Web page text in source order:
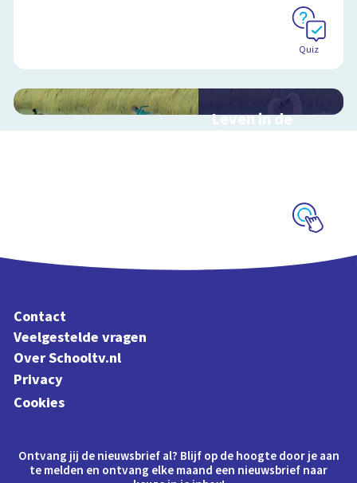
Schoolplaat
Quiz
Leven in de
sloot
Contact
Veelgestelde vragen
Over Schooltv.nl
Privacy
Cookies
Ontvang jij de nieuwsbrief al? Blijf op de hoogte door je aan
te melden en ontvang elke maand een nieuwsbrief naar